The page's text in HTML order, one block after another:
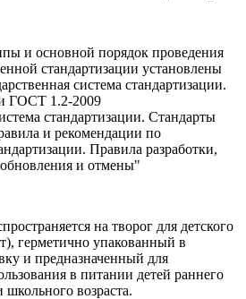
и основной порядок проведения
стандартизации установлены
система стандартизации.
ГОСТ 1.2-2009
стандартизации. Стандарты
и рекомендации по
Правила разработки,
и отмены"
на творог для детского
герметично упакованный в
и предназначенный для
в питании детей раннего
школьного возраста.